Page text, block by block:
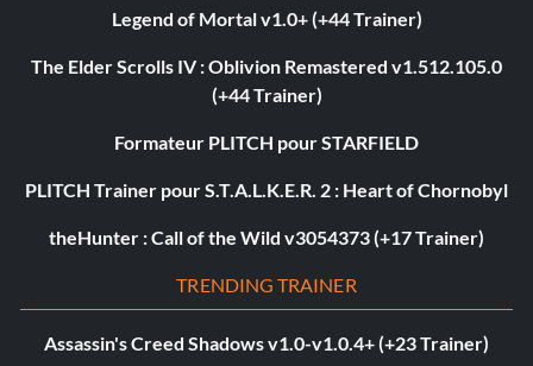
Legend of Mortal v1.0+ (+44 Trainer)
The Elder Scrolls IV : Oblivion Remastered v1.512.105.0
(+44 Trainer)
Formateur PLITCH pour STARFIELD
PLITCH Trainer pour S.T.A.L.K.E.R. 2 : Heart of Chornobyl
theHunter : Call of the Wild v3054373 (+17 Trainer)
TRENDING TRAINER
Assassin's Creed Shadows v1.0-v1.0.4+ (+23 Trainer)